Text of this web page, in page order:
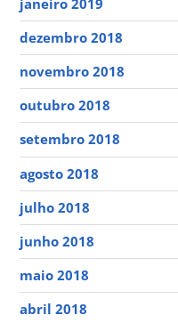
janeiro 2019
dezembro 2018
novembro 2018
outubro 2018
setembro 2018
agosto 2018
julho 2018
junho 2018
maio 2018
abril 2018